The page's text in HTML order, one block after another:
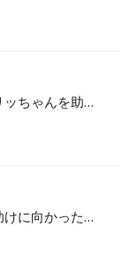
ッちゃんを助…
けに向かった…